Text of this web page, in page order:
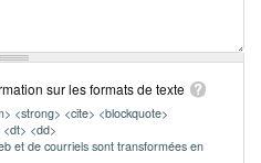
sur les formats de texte
<strong> <cite> <blockquote>
<dd>
et de courriels sont transformées en